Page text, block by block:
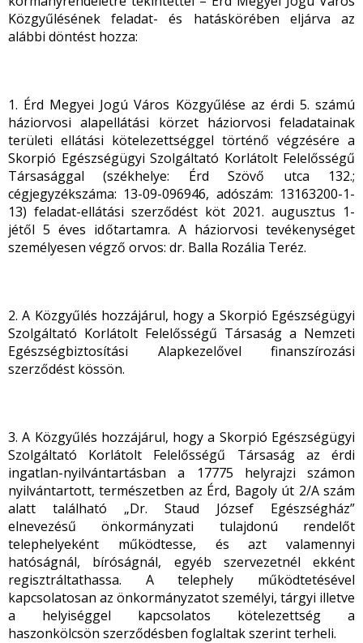
Közgyűlésének feladat- és hatáskörében eljárva az
alábbi döntést hozza:
1. Érd Megyei Jogú Város Közgyűlése az érdi 5. számú
háziorvosi alapellátási körzet háziorvosi feladatainak
területi ellátási kötelezettséggel történő végzésére a
Skorpió Egészségügyi Szolgáltató Korlátolt Felelősségű
Társasággal (székhelye: Érd Szövő utca 132.;
cégjegyzékszáma: 13-09-096946, adószám: 13163200-1-
13) feladat-ellátási szerződést köt 2021. augusztus 1-
jétől 5 éves időtartamra. A háziorvosi tevékenységet
személyesen végző orvos: dr. Balla Rozália Teréz.
2. A Közgyűlés hozzájárul, hogy a Skorpió Egészségügyi
Szolgáltató Korlátolt Felelősségű Társaság a Nemzeti
Egészségbiztosítási Alapkezelővel finanszírozási
szerződést kössön.
3. A Közgyűlés hozzájárul, hogy a Skorpió Egészségügyi
Szolgáltató Korlátolt Felelősségű Társaság az érdi
ingatlan-nyilvántartásban a 17775 helyrajzi számon
nyilvántartott, természetben az Érd, Bagoly út 2/A szám
alatt található „Dr. Staud József Egészségház”
elnevezésű önkormányzati tulajdonú rendelőt
telephelyeként működtesse, és azt valamennyi
hatóságnál, bíróságnál, egyéb szervezetnél ekként
regisztráltathassa. A telephely működtetésével
kapcsolatosan az önkormányzatot személyi, tárgyi illetve
a helyiséggel kapcsolatos kötelezettség a
haszonkölcsön szerződésben foglaltak szerint terheli.